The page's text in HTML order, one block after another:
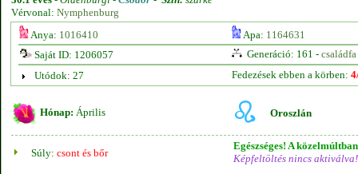
Vérvonal: Nymphenburg
Anya: 1016410 Apa: 1164631
Saját ID: 1206057
Generáció: 161 - családfa
Utódok: 27
Fedezések ebben a körben:
Hónap: Április Oroszlán
Súly: csont és bőr
Egészséges! A
Képfeltöltés nincs aktiválva!